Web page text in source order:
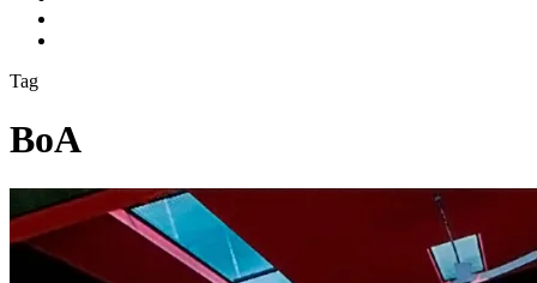
Tag
BoA